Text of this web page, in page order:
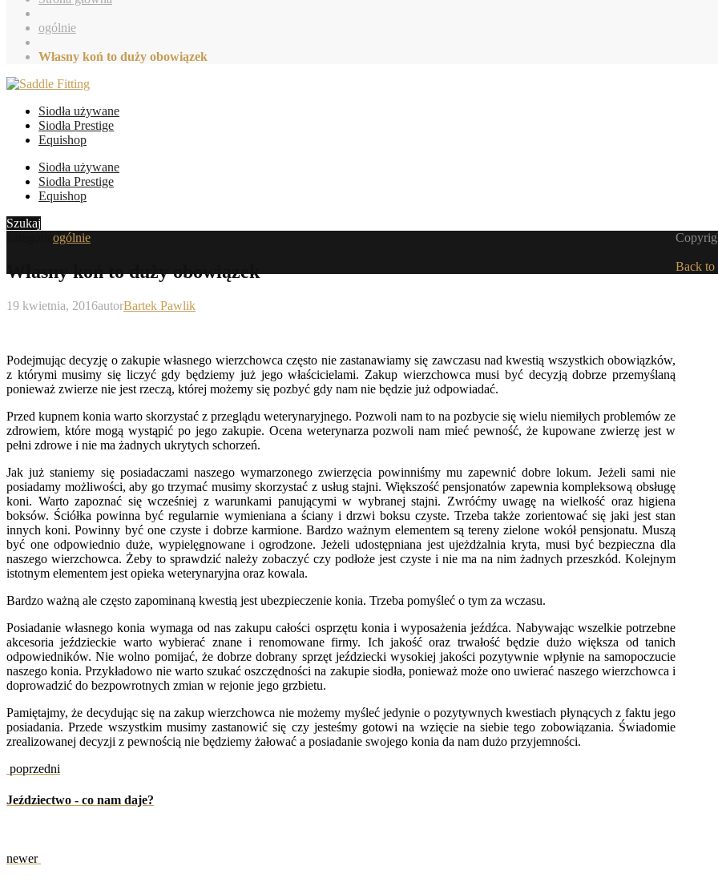
ogólnie
Własny koń to duży obowiązek
Siodła używane
Siodła Prestige
Equishop
Siodła używane
Siodła Prestige
Equishop
Szukaj
ogólnie
Własny koń to duży obowiązek
19 kwietnia, 2016autorBartek Pawlik
Podejmując decyzję o zakupie własnego wierzchowca często nie zastanawiamy się zawczasu nad kwestią wszystkich obowiązków,
z którymi musimy się liczyć gdy będziemy już jego właścicielami. Zakup wierzchowca musi być decyzją dobrze przemyślaną
ponieważ zwierze nie jest rzeczą, której możemy się pozbyć gdy nam nie będzie już odpowiadać.
Przed kupnem konia warto skorzystać z przeglądu weterynaryjnego. Pozwoli nam to na pozbycie się wielu niemiłych problemów ze
zdrowiem, które mogą wystąpić po jego zakupie. Ocena weterynarza pozwoli nam mieć pewność, że kupowane zwierzę jest w
pełni zdrowe i nie ma żadnych ukrytych schorzeń.
Jak już staniemy się posiadaczami naszego wymarzonego zwierzęcia powinniśmy mu zapewnić dobre lokum. Jeżeli sami nie
posiadamy możliwości, aby go trzymać musimy skorzystać z usług stajni. Większość pensjonatów zapewnia kompleksową obsługę
koni. Warto zapoznać się wcześniej z warunkami panującymi w wybranej stajni. Zwróćmy uwagę na wielkość oraz higiena
boksów. Ściółka powinna być regularnie wymieniana a ściany i drzwi boksu czyste. Trzeba także zorientować się jaki jest stan
innych koni. Powinny być one czyste i dobrze karmione. Bardzo ważnym elementem są tereny zielone wokół pensjonatu. Muszą
być one odpowiednio duże, wypielęgnowane i ogrodzone. Jeżeli udostępniana jest ujeżdżalnia kryta, musi być bezpieczna dla
naszego wierzchowca. Żeby to sprawdzić należy zobaczyć czy podłoże jest czyste i nie ma na nim żadnych przeszkód. Kolejnym
istotnym elementem jest opieka weterynaryjna oraz kowala.
Bardzo ważną ale często zapominaną kwestią jest ubezpieczenie konia. Trzeba pomyśleć o tym za wczasu.
Posiadanie własnego konia wymaga od nas zakupu całości osprzętu konia i wyposażenia jeźdźca. Nabywając wszelkie potrzebne
akcesoria jeździeckie warto wybierać znane i renomowane firmy. Ich jakość oraz trwałość będzie dużo większa od tanich
odpowiedników. Nie wolno pomijać, że dobrze dobrany sprzęt jeździecki wysokiej jakości pozytywnie wpłynie na samopoczucie
naszego konia. Przykładowo nie warto szukać oszczędności na zakupie siodła, ponieważ może ono uwierać naszego wierzchowca i
doprowadzić do bezpowrotnych zmian w rejonie jego grzbietu.
Pamiętajmy, że decydując się na zakup wierzchowca nie możemy myśleć jedynie o pozytywnych kwestiach płynących z faktu jego
posiadania. Przede wszystkim musimy zastanowić się czy jesteśmy gotowi na wzięcie na siebie tego zobowiązania. Świadomie
zrealizowanej decyzji z pewnością nie będziemy żałować a posiadanie swojego konia da nam dużo przyjemności.
poprzedni
Jeździectwo - co nam daje?
newer
Back to